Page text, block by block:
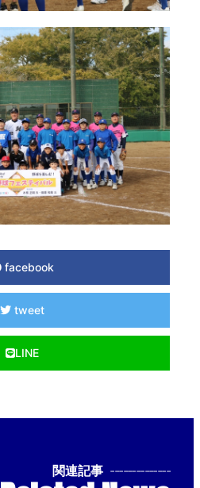
facebook
tweet
LINE
関連記事 --------------